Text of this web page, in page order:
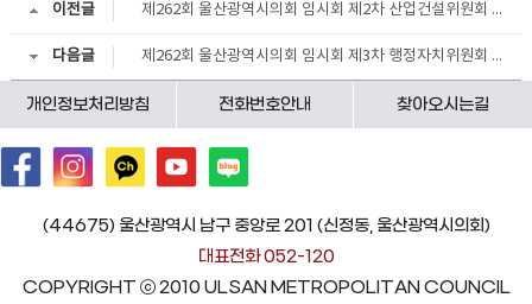
이전글 제262회 울산광역시의회 임시회 제2차 산업건설위원회 회의결과
다음글 제262회 울산광역시의회 임시회 제3차 행정자치위원회 회의결과
개인정보처리방침 전화번호안내 찾아오시는길
(44675) 울산광역시 남구 중앙로 201 (신정동, 울산광역시의회)
대표전화 052-120
COPYRIGHT ⓒ 2010 ULSAN METROPOLITAN COUNCIL